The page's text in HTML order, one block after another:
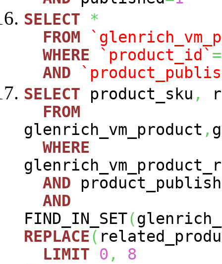
SELECT
*
FROM
WHERE
`product_id` =
AND
SELECT product_sku ,
FROM
glenrich_vm_product ,
WHERE
AND product_publish
AND
FIND_IN_SET(
REPLACE(
LIMIT
0 ,
8